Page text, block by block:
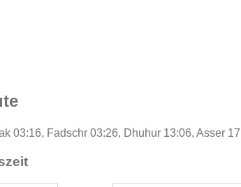
03:16, Fadschr 03:26, Dhuhur 13:06, Asser